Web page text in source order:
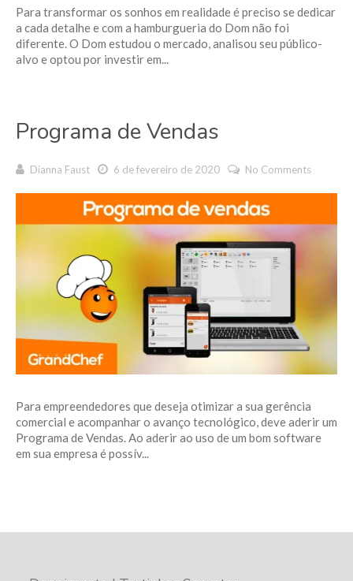
Para transformar os sonhos em realidade é preciso se dedicar
a cada detalhe e com a hamburgueria do Dom não foi
diferente. O Dom estudou o mercado, analisou seu público-
alvo e optou por investir em...
Programa de Vendas
Dianna Faust 6 de fevereiro de 2020 No Comments
Para empreendedores que deseja otimizar a sua gerência
comercial e acompanhar o avanço tecnológico, deve aderir um
Programa de Vendas. Ao aderir ao uso de um bom software
em sua empresa é possív...